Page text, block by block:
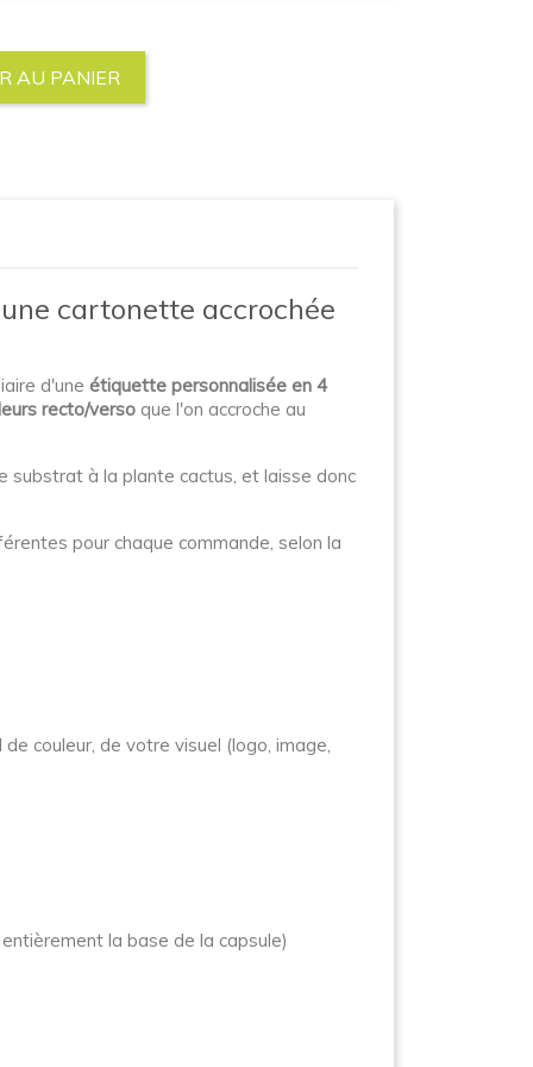
AU PANIER
cartonette accrochée
d'une étiquette personnalisée en 4
recto/verso que l'on accroche au
substrat à la plante cactus, et laisse donc
pour chaque commande, selon la
couleur, de votre visuel (logo, image,
la base de la capsule)